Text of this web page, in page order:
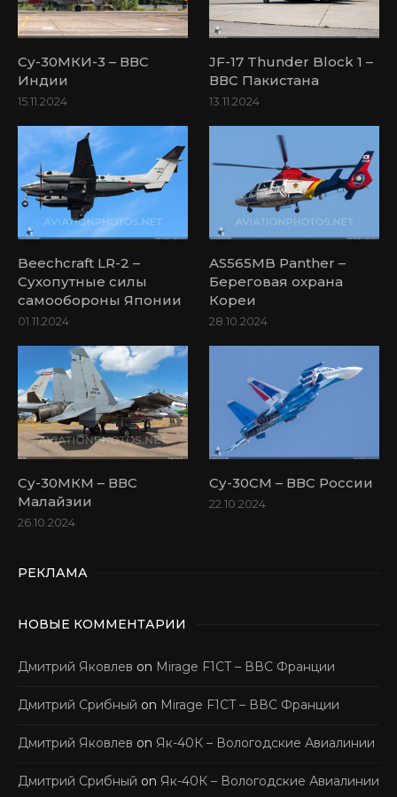
Су-30МКИ-3 – ВВС
Индии
15.11.2024
JF-17 Thunder Block 1 –
ВВС Пакистана
13.11.2024
Beechcraft LR-2 –
Сухопутные силы
самообороны Японии
01.11.2024
AS565MB Panther –
Береговая охрана
Кореи
28.10.2024
Су-30МКМ – ВВС
Малайзии
26.10.2024
Су-30СМ – ВВС России
22.10.2024
РЕКЛАМА
НОВЫЕ КОММЕНТАРИИ
Дмитрий Яковлев on Mirage F1CT – ВВС Франции
Дмитрий Срибный on Mirage F1CT – ВВС Франции
Дмитрий Яковлев on Як-40К – Вологодские Авиалинии
Дмитрий Срибный on Як-40К – Вологодские Авиалинии